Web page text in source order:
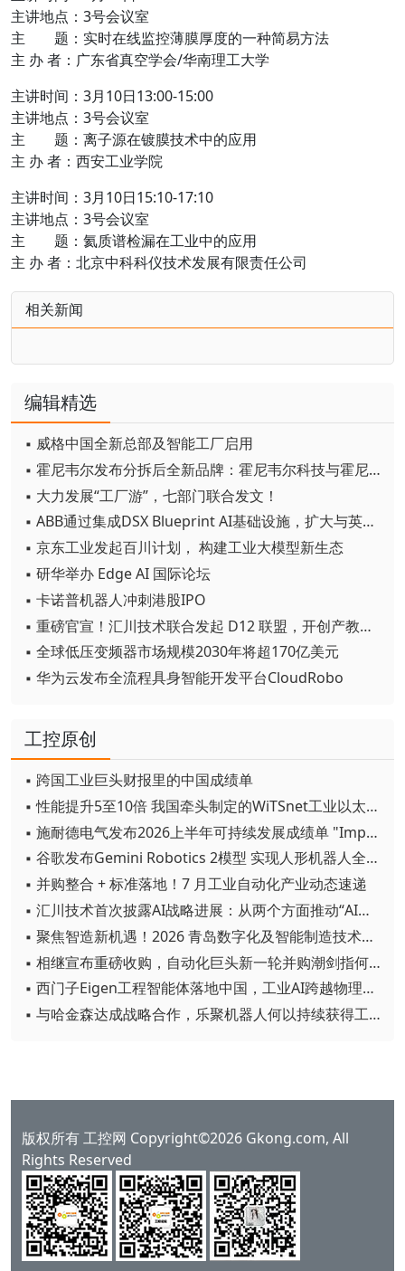
主讲地点：3号会议室
主 题：实时在线监控薄膜厚度的一种简易方法
主 办 者：广东省真空学会/华南理工大学
主讲时间：3月10日13:00-15:00
主讲地点：3号会议室
主 题：离子源在镀膜技术中的应用
主 办 者：西安工业学院
主讲时间：3月10日15:10-17:10
主讲地点：3号会议室
主 题：氦质谱检漏在工业中的应用
主 办 者：北京中科科仪技术发展有限责任公司
相关新闻
编辑精选
▪ 威格中国全新总部及智能工厂启用
▪ 霍尼韦尔发布分拆后全新品牌：霍尼韦尔科技与霍尼韦尔航空航天
▪ 大力发展“工厂游”，七部门联合发文！
▪ ABB通过集成DSX Blueprint AI基础设施，扩大与英伟达的合作
▪ 京东工业发起百川计划， 构建工业大模型新生态
▪ 研华举办 Edge AI 国际论坛
▪ 卡诺普机器人冲刺港股IPO
▪ 重磅官宣！汇川技术联合发起 D12 联盟，开创产教融合新范式
▪ 全球低压变频器市场规模2030年将超170亿美元
▪ 华为云发布全流程具身智能开发平台CloudRobo
工控原创
▪ 跨国工业巨头财报里的中国成绩单
▪ 性能提升5至10倍 我国牵头制定的WiTSnet工业以太网国际标准正式发布
▪ 施耐德电气发布2026上半年可持续发展成绩单 "Impact 2030"路线图开局稳健
▪ 谷歌发布Gemini Robotics 2模型 实现人形机器人全身智能控制突破
▪ 并购整合 + 标准落地！7 月工业自动化产业动态速递
▪ 汇川技术首次披露AI战略进展：从两个方面推动“AI业务化”落地
▪ 聚焦智造新机遇！2026 青岛数字化及智能制造技术论坛圆满落幕
▪ 相继宣布重磅收购，自动化巨头新一轮并购潮剑指何方？
▪ 西门子Eigen工程智能体落地中国，工业AI跨越物理世界“确定性”拐点
▪ 与哈金森达成战略合作，乐聚机器人何以持续获得工业巨头青睐？
版权所有 工控网 Copyright©2026 Gkong.com, All
Rights Reserved